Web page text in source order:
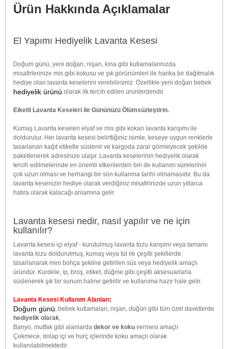
Ürün Hakkında Açıklamalar
El Yapımı Hediyelik Lavanta Kesesi
Doğum günü, yeni doğan, nişan, kına gibi kutlamalarınızda
misafirlerinize mis gibi kokusu ve şık görünümleri ile harika bir dağıtmalık
hediye olan lavanta keselerini verebilirsiniz. Özellikle yeni doğan bebek
hediyelik ürünü olarak ilk tercih edilen ürünlerdendir.
Eiketli Lavanta Keseleri ile Gününüzü Ölümsüzleştirin.
Kumaş Lavanta keseleri elyaf ve mis gibi kokan lavanta karışımı ile
doldurulur. Her lavanta kesesi belirttiğiniz isimle, keseye uygun renklerle
tasarlanan kağıt etiketle süslenir ve kargoda zarar görmeyecek şekilde
paketlenerek adresinize ulaşır. Lavanta keselerinin hediyelik olarak
tercih edilmelerinde en önemli etkenlerden biri de kullanım sürelerinin
çok uzun olması ve herhangi bir son kullanma tarihi olmamasıdır. Bu da
lavanta kesenizin hediye olarak verdiğiniz misafirinizde uzun yıllarca
hatıra olarak kalacağı anlamına gelir.
Lavanta kesesi nedir, nasıl yapılır ve ne için
kullanılır?
Lavanta kesesi içi elyaf - kurutulmuş lavanta tozu karışımı veya tamamı
lavanta tozu doldurulmuş, kumaş veya tül ile çeşitli şekillerde
tasarlanarak mini bohça şekline getirilen süs veya hediyelik amaçlı
üründür. Kurdele, ip, broş, etiket, düğme gibi çeşitli aksesuarlarla
süslenerek şık bir sunum haline getirilir ve kullanıma hazır hale gelir.
Lavanta Kesesi Kullanım Alanları:
Doğum günü, bebek kutlamaları, nişan, düğün gibi tüm özel davetlerde
hediyelik olarak,
Banyo, mutfak gibi alanlarda dekor ve koku vermesi amaçlı
Çekmece, dolap içi ve hurç içlerinde koku amaçlı olarak
kullanılabilmektedir.